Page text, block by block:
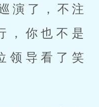
演了，不注
，你也不是
领导看了笑